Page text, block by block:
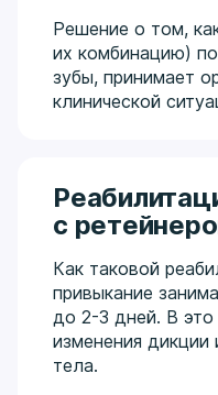
Решение о том,
их комбинацию)
зубы, принимает
клинической
с
Как таковой
привыкание
до 2-3 дней. В
изменения
тела.